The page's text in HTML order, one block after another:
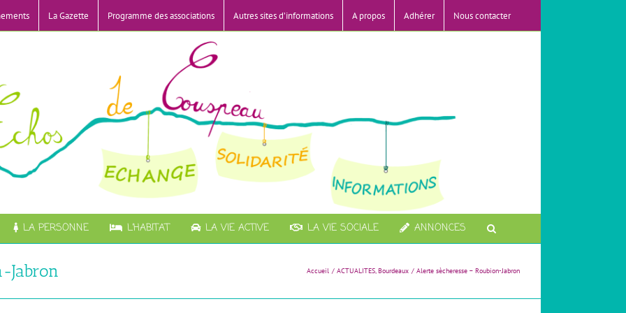
La Gazette Programme des associations Autres sites d’informations A propos Adhérer Nous contacter
LA PERSONNE L’HABITAT LA VIE ACTIVE LA VIE SOCIALE ANNONCES
Jabron Accueil ACTUALITES Bourdeaux Alerte sècheresse – Roubion-Jabron